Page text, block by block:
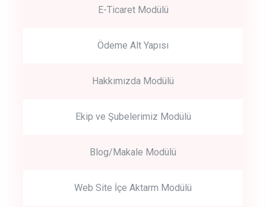
E-Ticaret Modülü
Ödeme Alt Yapısı
Hakkımızda Modülü
Ekip ve Şubelerimiz Modülü
Blog/Makale Modülü
Web Site İçe Aktarm Modülü